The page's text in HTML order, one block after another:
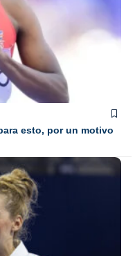
esto, por un motivo